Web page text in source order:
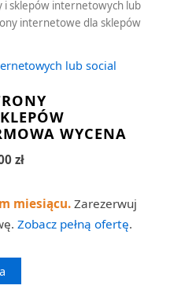
i sklepów internetowych lub
internetowe dla sklepów
lub social
WYCENA
zł
miesiącu. Zarezerwuj
Zobacz pełną ofertę.